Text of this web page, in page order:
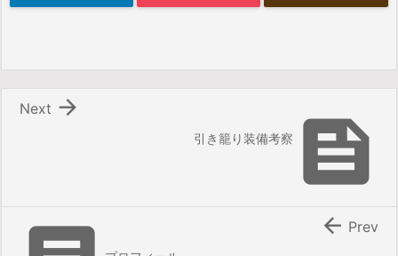

引き籠り装備考察

Next
 Prev